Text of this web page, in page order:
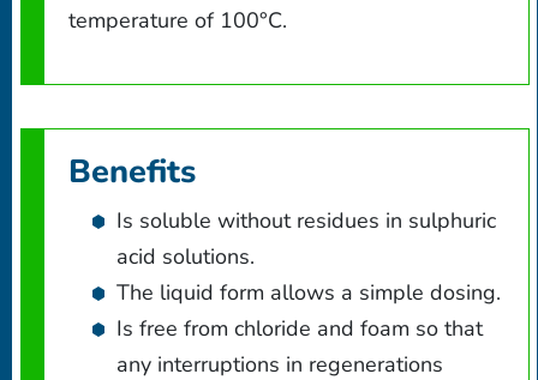
temperature of 100°C.
Benefits
Is soluble without residues in sulphuric
acid solutions.
The liquid form allows a simple dosing.
Is free from chloride and foam so that
any interruptions in regenerations